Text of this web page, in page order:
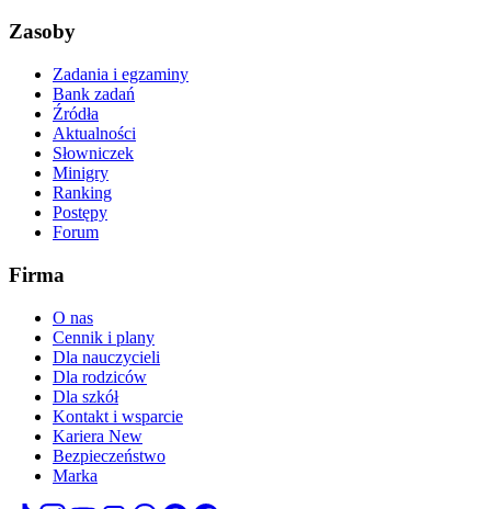
Zasoby
Zadania i egzaminy
Bank zadań
Źródła
Aktualności
Słowniczek
Minigry
Ranking
Postępy
Forum
Firma
O nas
Cennik i plany
Dla nauczycieli
Dla rodziców
Dla szkół
Kontakt i wsparcie
Kariera New
Bezpieczeństwo
Marka